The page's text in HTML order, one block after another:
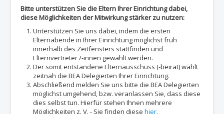
Bitte unterstützen Sie die Eltern Ihrer Einrichtung dabei,
diese Möglichkeiten der Mitwirkung stärker zu nutzen:
Unterstützen Sie uns dabei, indem die ersten
Elternabende in Ihrer Einrichtung möglichst früh
innerhalb des Zeitfensters stattfinden und
Elternvertreter /-innen gewählt werden.
Der somit entstandene Elternausschuss (-beirat) wählt
zeitnah die BEA Delegierten Ihrer Einrichtung.
Abschließend melden Sie uns bitte die BEA Delegierten
möglichst umgehend, bzw. veranlassen Sie, dass diese
dies selbst tun. Hierfür stehen Ihnen mehrere
Möglichkeiten z. V. - Sie finden diese hier.